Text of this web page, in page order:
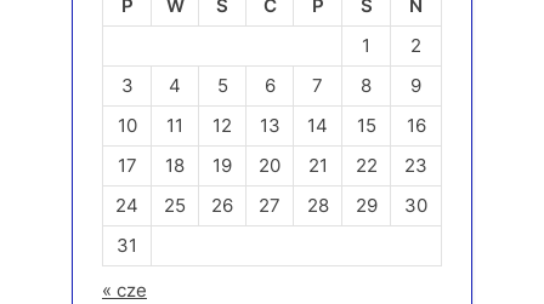
P W Ś C P S
N
1
2
3
4 5 6 7 8
9
10
11 12 13 14 15
16
17
18 19 20 21 22
23
24
25 26 27 28 29
30
31
« cze